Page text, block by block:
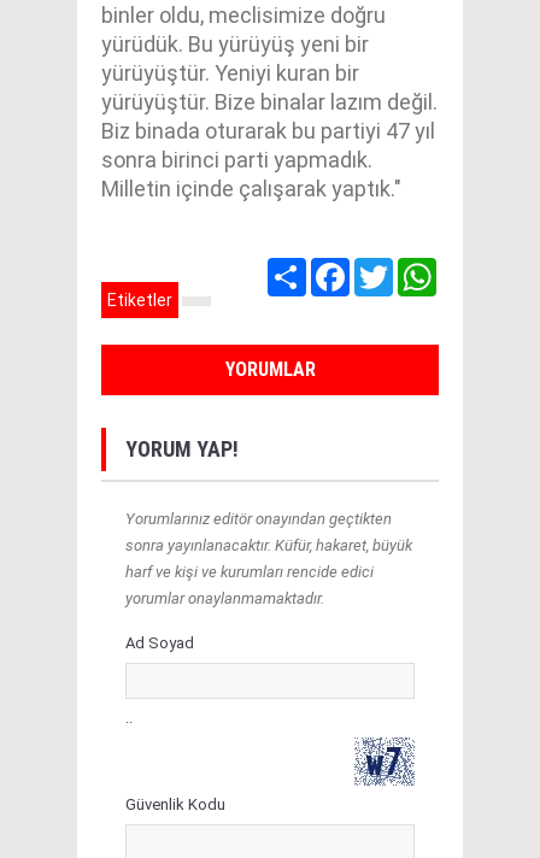
binler oldu, meclisimize doğru
yürüdük. Bu yürüyüş yeni bir
yürüyüştür. Yeniyi kuran bir
yürüyüştür. Bize binalar lazım değil.
Biz binada oturarak bu partiyi 47 yıl
sonra birinci parti yapmadık.
Milletin içinde çalışarak yaptık."
Share Facebook
Twitter
Etiketler
YORUMLAR
YORUM YAP!
Yorumlarınız editör onayından geçtikten
sonra yayınlanacaktır. Küfür, hakaret, büyük
harf ve kişi ve kurumları rencide edici
yorumlar onaylanmamaktadır.
Ad Soyad
Güvenlik Kodu